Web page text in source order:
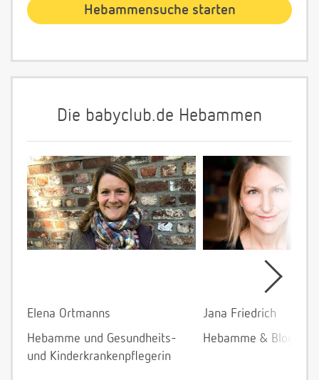
Die babyclub.de Hebammen
Elena Ortmanns
Hebamme und Gesundheits-
und Kinderkrankenpflegerin
Jana Friedrich
Hebamme &